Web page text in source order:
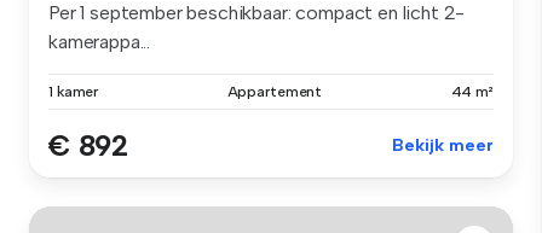
Per 1 september beschikbaar: compact en licht 2-
kamerappa...
1 kamer Appartement 44 m²
€ 892 Bekijk meer